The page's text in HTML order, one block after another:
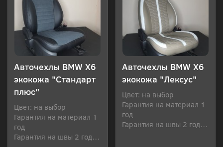
Авточехлы BMW Х6
экокожа "Стандарт
плюс"
Цвет: на выбор
Гарантия на материал 1
год
Гарантия на швы 2 года
Авточехлы BMW Х6
экокожа "Лексус"
Цвет: на выбор
Гарантия на материал 1
год
Гарантия на швы 2 года